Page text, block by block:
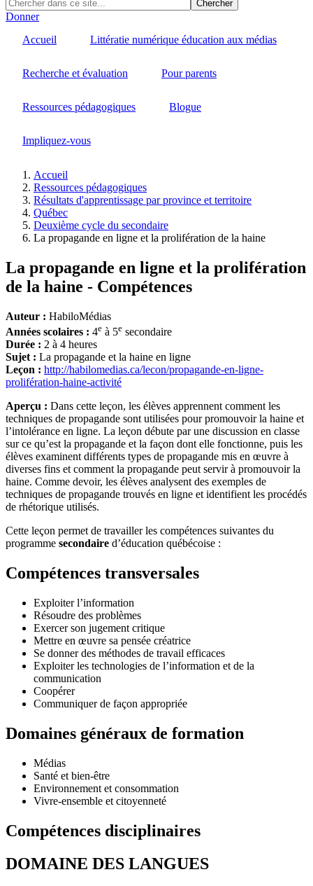
Donner
Accueil
Littératie numérique éducation aux médias
Recherche et évaluation Pour parents
Ressources pédagogiques Blogue
Impliquez-vous
Fil
d'Ariane
Accueil
Ressources pédagogiques
Résultats d'apprentissage par province et territoire
Québec
Deuxième cycle du secondaire
La propagande en ligne et la prolifération de la haine
La propagande en ligne et la prolifération
de la haine - Compétences
Auteur : HabiloMédias
Années scolaires : 4e à 5e secondaire
Durée : 2 à 4 heures
Sujet : La propagande et la haine en ligne
Leçon : http://habilomedias.ca/lecon/propagande-en-ligne-
prolifération-haine-activité
Aperçu : Dans cette leçon, les élèves apprennent comment les
techniques de propagande sont utilisées pour promouvoir la haine et
l’intolérance en ligne. La leçon débute par une discussion en classe
sur ce qu’est la propagande et la façon dont elle fonctionne, puis les
élèves examinent différents types de propagande mis en œuvre à
diverses fins et comment la propagande peut servir à promouvoir la
haine. Comme devoir, les élèves analysent des exemples de
techniques de propagande trouvés en ligne et identifient les procédés
de rhétorique utilisés.
Cette leçon permet de travailler les compétences suivantes du
programme secondaire d’éducation québécoise :
Compétences transversales
Exploiter l’information
Résoudre des problèmes
Exercer son jugement critique
Mettre en œuvre sa pensée créatrice
Se donner des méthodes de travail efficaces
Exploiter les technologies de l’information et de la
communication
Coopérer
Communiquer de façon appropriée
Domaines généraux de formation
Médias
Santé et bien-être
Environnement et consommation
Vivre-ensemble et citoyenneté
Compétences disciplinaires
DOMAINE DES LANGUES